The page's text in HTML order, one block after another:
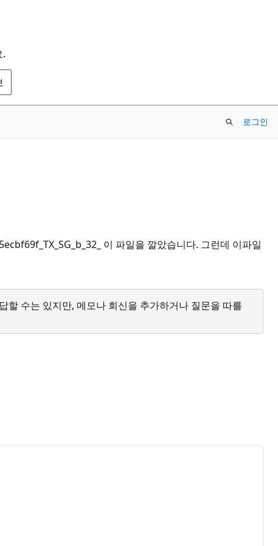
.
로그인
이 파일을 깔았습니다. 그런데 이파일
수는 있지만, 메모나 회신을 추가하거나 질문을 따를